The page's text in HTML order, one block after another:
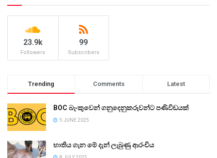
23.9k
Followers
99
Subscribers
Trending Comments Latest
BOC බැංකුවෙන් ගනුදෙනුකරුවන්ට පණිවිඩයක්
5 JUNE 2025
භාතිය ගැන මේ දැන් ලැබුණු ආරංචිය